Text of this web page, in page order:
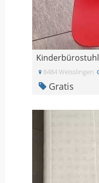
Kinderbürostuhl
8484 Weisslingen
Gratis